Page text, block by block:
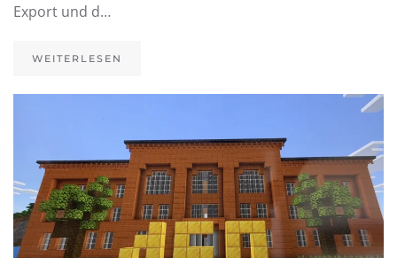
Export und d…
WEITERLESEN